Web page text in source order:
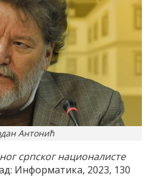
Антонић
српског националисте
Информатика, 2023, 130